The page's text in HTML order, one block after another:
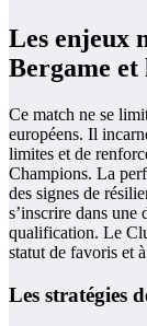
Les enjeux
Bergame
Ce match ne se
européens. Il
limites et de
Champions. La
des signes de
s’inscrire dans une
qualification. Le
statut de favoris et
Les stratégies